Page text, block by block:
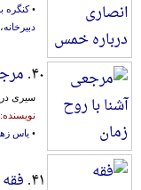
•کنگره
دبیرخانه
۴۰.
سیری در
نویسنده:
• یاس
۴۱.